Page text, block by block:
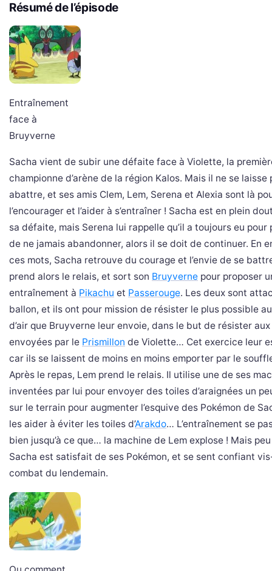
Résumé de l’épisode
Entraînement
face à
Bruyverne
Sacha vient de subir une défaite face à Violette, la
championne d’arène de la région Kalos. Mais il ne se laisse
abattre, et ses amis Clem, Lem, Serena et Alexia sont là
l’encourager et l’aider à s’entraîner ! Sacha est en plein
sa défaite, mais Serena lui rappelle qu’il a toujours eu pour
de ne jamais abandonner, alors il se doit de continuer. En
ces mots, Sacha retrouve du courage et l’envie de se
prend alors le relais, et sort son Bruyverne pour proposer
entraînement à Pikachu et Passerouge. Les deux sont
ballon, et ils ont pour mission de résister le plus possible
d’air que Bruyverne leur envoie, dans le but de résister
envoyées par le Prismillon de Violette… Cet exercice leur
car ils se laissent de moins en moins emporter par le
Après le repas, Lem prend le relais. Il utilise une de ses
inventées par lui pour envoyer des toiles d’araignées un
sur le terrain pour augmenter l’esquive des Pokémon de
les aider à éviter les toiles d’Arakdo… L’entraînement se
bien jusqu’à ce que… la machine de Lem explose ! Mais
Sacha est satisfait de ses Pokémon, et se sent confiant
combat du lendemain.